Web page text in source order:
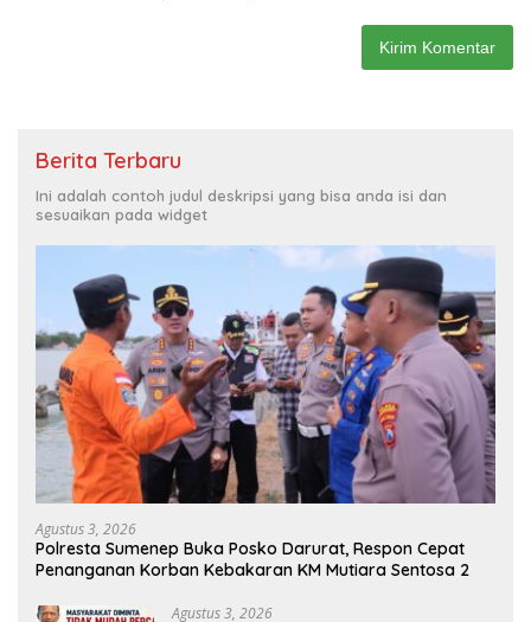
Berita Terbaru
Ini adalah contoh judul deskripsi yang bisa anda isi dan
sesuaikan pada widget
Agustus 3, 2026
Polresta Sumenep Buka Posko Darurat, Respon Cepat
Penanganan Korban Kebakaran KM Mutiara Sentosa 2
Agustus 3, 2026